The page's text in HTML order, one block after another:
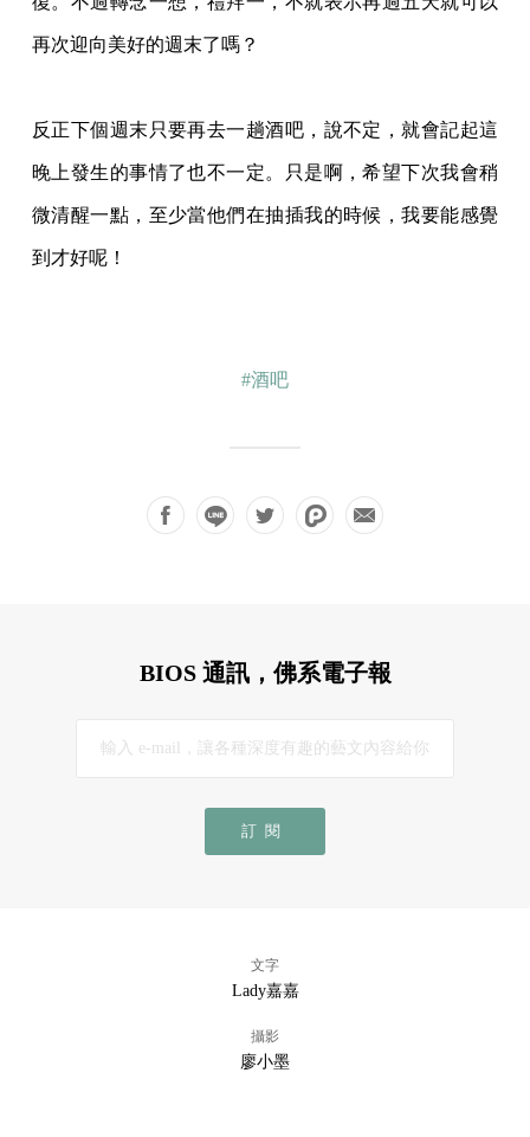
再次迎向美好的週末了嗎？
反正下個週末只要再去一趟酒吧，說不定，就會記起這
晚上發生的事情了也不一定。只是啊，希望下次我會稍
微清醒一點，至少當他們在抽插我的時候，我要能感覺
到才好呢！
#酒吧
BIOS 通訊，佛系電子報
訂閱
文字
Lady嘉嘉
攝影
廖小墨